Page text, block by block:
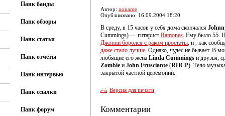
Панк банды
Панк обзоры
Панк статьи
Панк отчёты
Панк интервью
Панк ссылки
Панк форум
Автор: noname
Опубликовано: 16.09.2004 18:20
В среду, в 15 часов у себя дома скончался
Cummings) — гитарист Ramones. Ему было 55.
Джонни боролся с раком простаты, и , как
даже стало лучше. Однако, чудес не бывает. В
любящие его жена Linda Cummings и друзья,
Zombie и John Frusciante (RHCP). Тело
закрытой частной церемонии.
Версия для печати
Комментарии